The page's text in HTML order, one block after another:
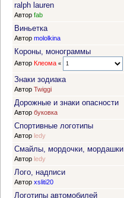
ralph lauren
Автор fab
Виньетка
Автор mololkina
Короны, монограммы
Автор Клеома «
Знаки зодиака
Автор Twiggi
Дорожные и знаки опасности
Автор буковка
Спортивные логотипы
Автор ledy
Смайлы, мордочки, мордашки
Автор ledy
Лого, надписи
Автор xsliti20
Логотипы автомобилей